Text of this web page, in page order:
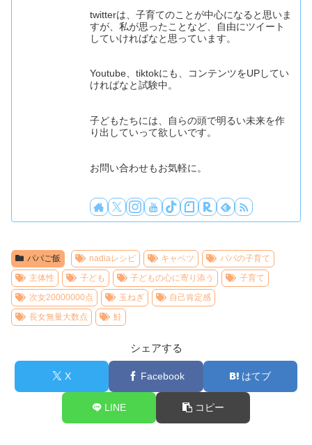
twitterは、子育てのことが中心になると思いま
すが、私が思ったことなど、自由にツイート
していければなと思っています。
Youtube、tiktokにも、コンテンツをUPしてい
ければなと試験中。
子どもたちには、自らの頭で明るい未来を作
り出していって欲しいです。
お問い合わせもお気軽に。
パパご飯 nadiaレシピ キャベツ
パパの子育て
主体性
子ども 子どもの心に寄り添う
子育て
次女20000000点
玉ねぎ
自己肯定感
長女無量大数点
鮭
シェアする
X Facebook はてブ
LINE コピー